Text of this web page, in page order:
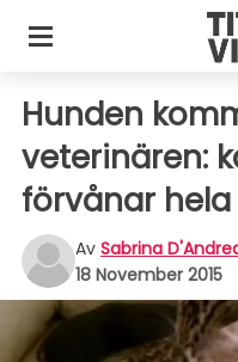
Hunden
veterinären:
förvånar
Av Sabrina
18 November 2015